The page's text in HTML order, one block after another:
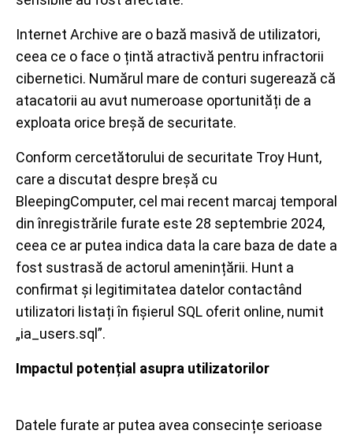
Internet Archive are o bază masivă de utilizatori,
ceea ce o face o țintă atractivă pentru infractorii
cibernetici. Numărul mare de conturi sugerează că
atacatorii au avut numeroase oportunități de a
exploata orice breșă de securitate.
Conform cercetătorului de securitate Troy Hunt,
care a discutat despre breșă cu
BleepingComputer, cel mai recent marcaj temporal
din înregistrările furate este 28 septembrie 2024,
ceea ce ar putea indica data la care baza de date a
fost sustrasă de actorul amenințării. Hunt a
confirmat și legitimitatea datelor contactând
utilizatori listați în fișierul SQL oferit online, numit
„ia_users.sql”.
Impactul potențial asupra utilizatorilor
Datele furate ar putea avea consecințe serioase